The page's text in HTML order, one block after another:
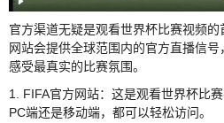
官方渠道无疑是观看世界杯比赛视频
网站会提供全球范围内的官方直播信
感受最真实的比赛氛围。
1. FIFA官方网站：这是观看世界杯比
PC端还是移动端，都可以轻松访问。